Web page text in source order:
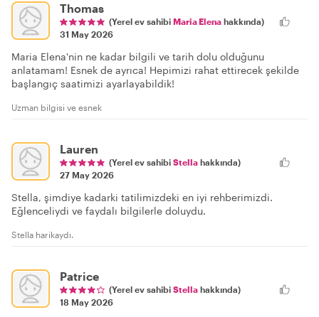
Thomas
(Yerel ev sahibi Maria Elena hakkında)
31 May 2026
Maria Elena'nin ne kadar bilgili ve tarih dolu olduğunu
anlatamam! Esnek de ayrıca! Hepimizi rahat ettirecek şekilde
başlangıç saatimizi ayarlayabildik!
Uzman bilgisi ve esnek
Lauren
(Yerel ev sahibi Stella hakkında)
27 May 2026
Stella, şimdiye kadarki tatilimizdeki en iyi rehberimizdi.
Eğlenceliydi ve faydalı bilgilerle doluydu.
Stella harikaydı.
Patrice
(Yerel ev sahibi Stella hakkında)
18 May 2026